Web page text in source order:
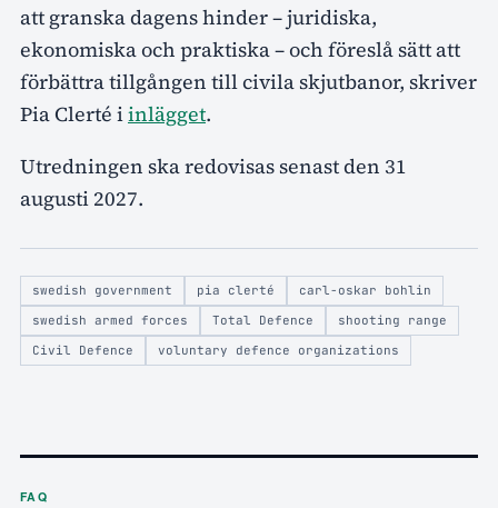
att granska dagens hinder – juridiska,
ekonomiska och praktiska – och föreslå sätt att
förbättra tillgången till civila skjutbanor, skriver
Pia Clerté iinlägget.
Utredningen ska redovisas senast den 31
augusti 2027.
swedish government pia clerté
carl-oskar bohlin
swedish armed forces
Total Defence
shooting range
Civil Defence
voluntary defence organizations
FAQ